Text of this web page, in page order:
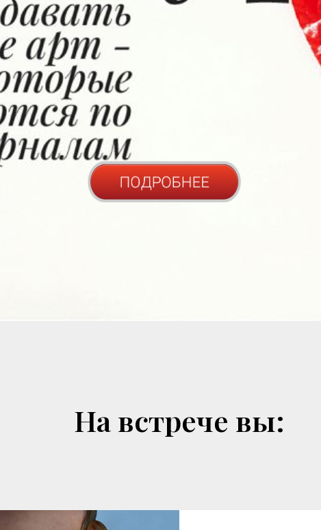
На встрече вы: